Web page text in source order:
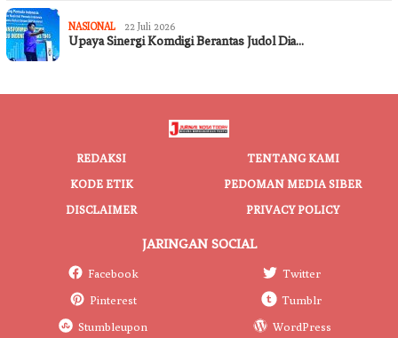
NASIONAL 22 Juli 2026
Upaya Sinergi Komdigi Berantas Judol Dia…
REDAKSI
TENTANG KAMI
KODE ETIK
PEDOMAN MEDIA SIBER
DISCLAIMER
PRIVACY POLICY
JARINGAN SOCIAL
Facebook
Twitter
Pinterest
Tumblr
Stumbleupon
WordPress